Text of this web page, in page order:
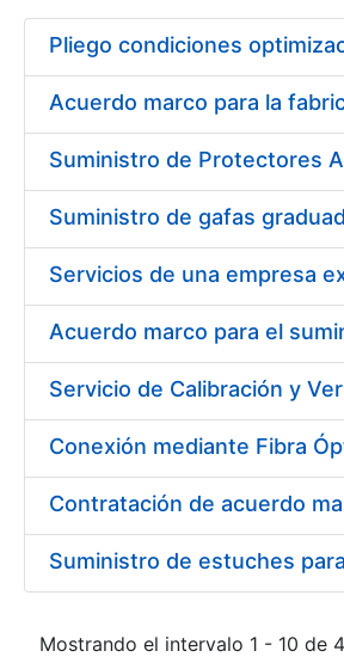
Mostrando el intervalo 1 - 10 de